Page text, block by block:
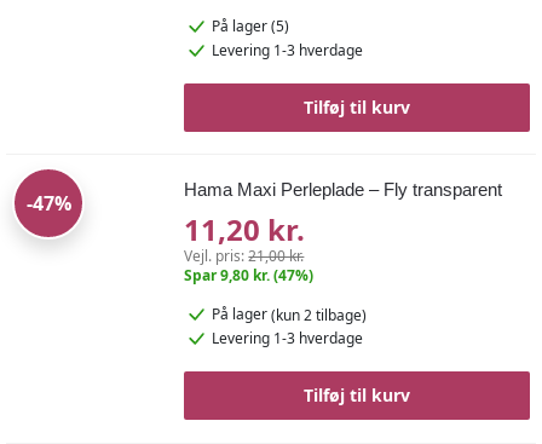
På lager (5)
Levering 1-3 hverdage
Tilføj til kurv
-47%
Hama Maxi Perleplade – Fly transparent
11,20 kr.
Vejl. pris:21,00 kr.
Spar 9,80 kr. (47%)
På lager(kun 2 tilbage)
Levering 1-3 hverdage
Tilføj til kurv